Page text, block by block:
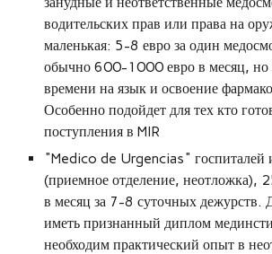
водительских прав или права на
маленькая: 5-8 евро за один
обычно 600-1000 евро в месяц, но
времени на язык и освоение
Особенно подойдет для тех кто
поступления в MIR
"Medico de Urgencias" госпиталей
(приемное отделение,
в месяц за 7-8 суточных дежурств.
иметь признанный диплом
необходим практический опыт в